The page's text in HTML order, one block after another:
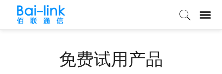
免费试用产品